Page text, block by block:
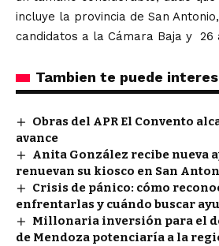
incluye la provincia de San
candidatos a la Cámara Baja y 26
Tambien te puede
Obras del APR El Convento
avance
Anita González recibe nueva
renuevan su kiosco en San
Crisis de pánico: cómo
enfrentarlas y cuándo buscar
Millonaria inversión para el
de Mendoza potenciaría a la